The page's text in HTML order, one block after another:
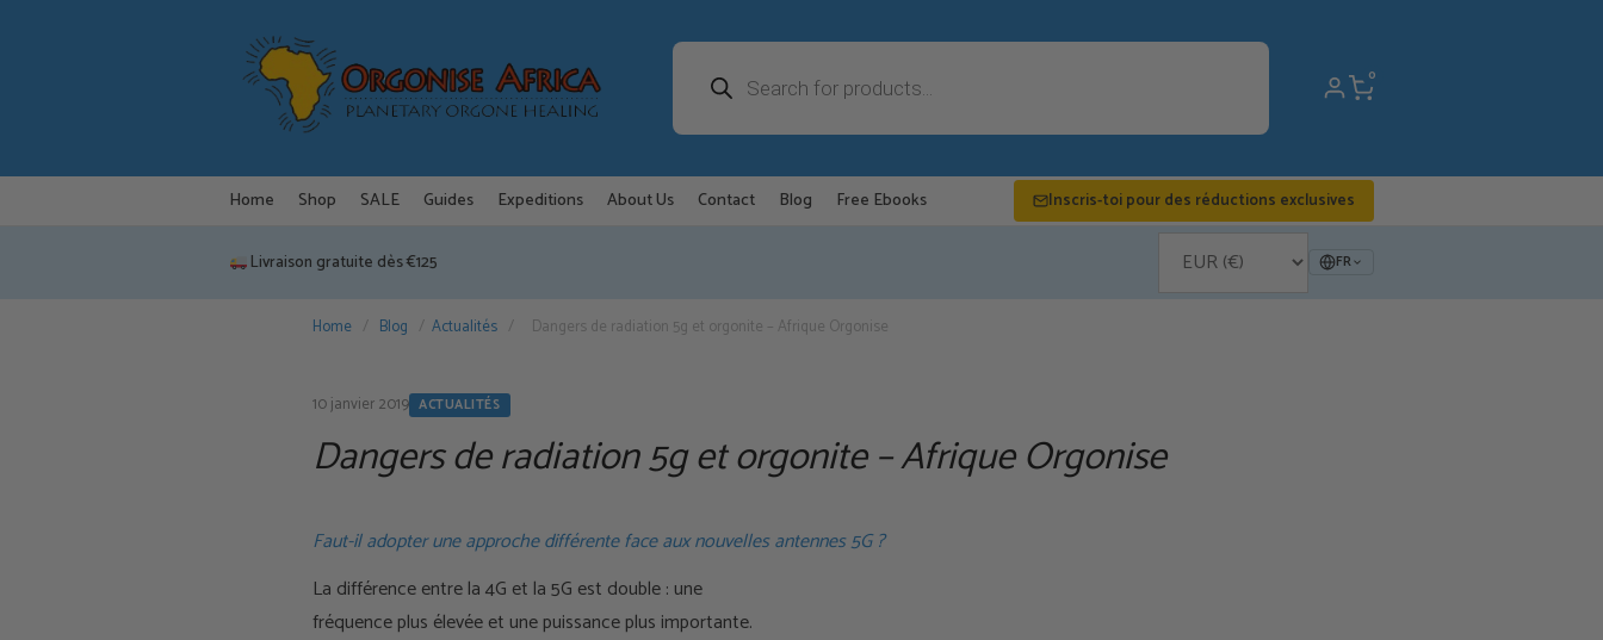
produits
0
Home Shop SALE Guides Expeditions About Us Contact Blog Free Ebooks Inscris-toi pour des réductions exclusives
Livraison gratuite dès €125 FR
Home / Blog / Actualités / Dangers de radiation 5g et orgonite – Afrique Orgonise
10 janvier 2019 ACTUALITÉS
Dangers de radiation 5g et orgonite – Afrique Orgonise
Faut-il adopter une approche différente face aux nouvelles antennes 5G ?
La différence entre la 4G et la 5G est double : une
fréquence plus élevée et une puissance plus importante.